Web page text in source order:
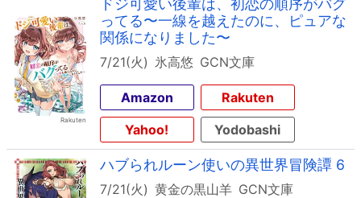
ドジ可愛い後輩は、初恋の順序がバグ
ってる〜一線を越えたのに、ピュアな
関係になりました〜
7/21(火) 氷高悠 GCN文庫
Amazon
Rakuten
Yahoo!
Yodobashi
ハブられルーン使いの異世界冒険譚 6
7/21(火) 黄金の黒山羊 GCN文庫